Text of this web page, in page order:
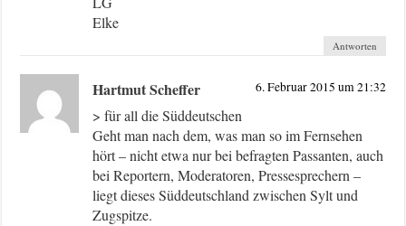
Elke
Antworten
Hartmut Scheffer 6. Februar 2015 um 21:32
> für all die Süddeutschen
Geht man nach dem, was man so im Fernsehen
hört – nicht etwa nur bei befragten Passanten, auch
bei Reportern, Moderatoren, Pressesprechern –
liegt dieses Süddeutschland zwischen Sylt und
Zugspitze.